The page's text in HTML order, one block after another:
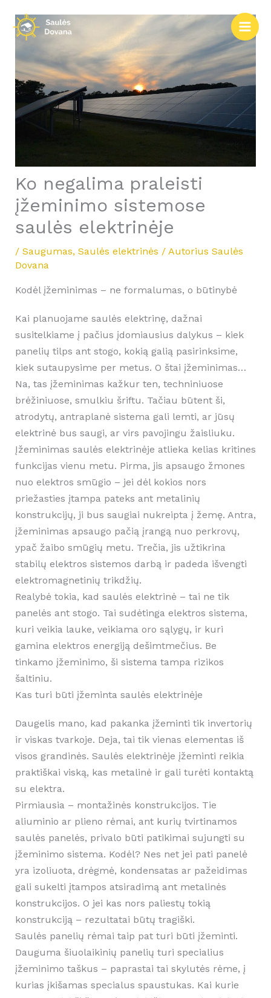
prie
turinio
Ko negalima praleisti
įžeminimo sistemose
saulės elektrinėje
/ Saugumas, Saulės elektrinės / Autorius Saulės
Dovana
Kodėl įžeminimas – ne formalumas, o būtinybė
Kai planuojame saulės elektrinę, dažnai
susitelkiame į pačius įdomiausius dalykus – kiek
panelių tilps ant stogo, kokią galią pasirinksime,
kiek sutaupysime per metus. O štai įžeminimas…
Na, tas įžeminimas kažkur ten, techniniuose
brėžiniuose, smulkiu šriftu. Tačiau būtent ši,
atrodytų, antraplanė sistema gali lemti, ar jūsų
elektrinė bus saugi, ar virs pavojingu žaisliuku.
Įžeminimas saulės elektrinėje atlieka kelias kritines
funkcijas vienu metu. Pirma, jis apsaugo žmones
nuo elektros smūgio – jei dėl kokios nors
priežasties įtampa pateks ant metalinių
konstrukcijų, ji bus saugiai nukreipta į žemę. Antra,
įžeminimas apsaugo pačią įrangą nuo perkrovų,
ypač žaibo smūgių metu. Trečia, jis užtikrina
stabilų elektros sistemos darbą ir padeda išvengti
elektromagnetinių trikdžių.
Realybė tokia, kad saulės elektrinė – tai ne tik
panelės ant stogo. Tai sudėtinga elektros sistema,
kuri veikia lauke, veikiama oro sąlygų, ir kuri
gamina elektros energiją dešimtmečius. Be
tinkamo įžeminimo, ši sistema tampa rizikos
šaltiniu.
Kas turi būti įžeminta saulės elektrinėje
Daugelis mano, kad pakanka įžeminti tik invertorių
ir viskas tvarkoje. Deja, tai tik vienas elementas iš
visos grandinės. Saulės elektrinėje įžeminti reikia
praktiškai viską, kas metalinė ir gali turėti kontaktą
su elektra.
Pirmiausia – montažinės konstrukcijos. Tie
aliuminio ar plieno rėmai, ant kurių tvirtinamos
saulės panelės, privalo būti patikimai sujungti su
įžeminimo sistema. Kodėl? Nes net jei pati panelė
yra izoliuota, drėgmė, kondensatas ar pažeidimas
gali sukelti įtampos atsiradimą ant metalinės
konstrukcijos. O jei kas nors paliestų tokią
konstrukciją – rezultatai būtų tragiški.
Saulės panelių rėmai taip pat turi būti įžeminti.
Dauguma šiuolaikinių panelių turi specialius
įžeminimo taškus – paprastai tai skylutės rėme, į
kurias įkišamas specialus spaustukas. Kai kurie